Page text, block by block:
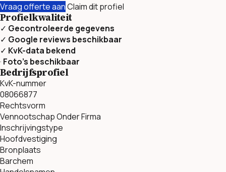
Vraag offerte aanClaim dit profiel
Profielkwaliteit
✓ Gecontroleerde gegevens
✓ Google reviews beschikbaar
✓ KvK-data bekend
· Foto’s beschikbaar
Bedrijfsprofiel
KvK-nummer
08066877
Rechtsvorm
Vennootschap Onder Firma
Inschrijvingstype
Hoofdvestiging
Bronplaats
Barchem